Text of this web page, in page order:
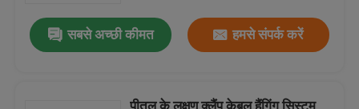
हमारे बारे मेंसबसे अच्छी कीमत हमसे संपर्क करें